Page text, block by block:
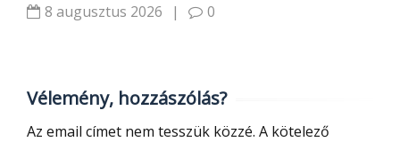
8 augusztus 2026
| 0
Vélemény, hozzászólás?
Az email címet nem tesszük közzé. A kötelező